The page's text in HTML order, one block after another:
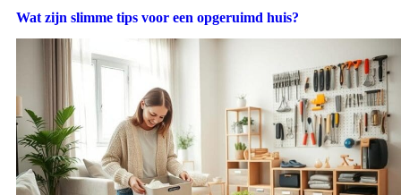
Wat zijn slimme tips voor een opgeruimd huis?